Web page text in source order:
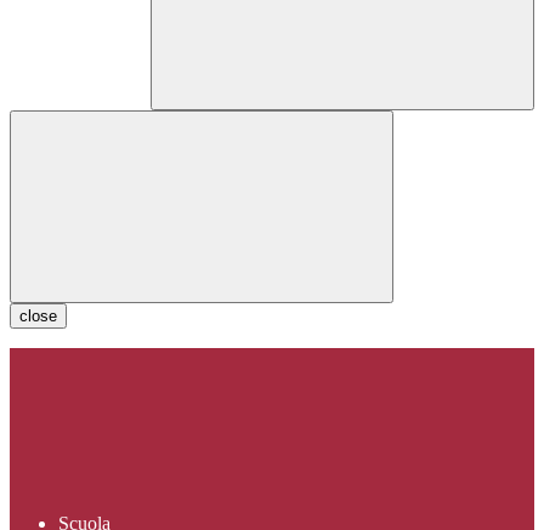
close
Scuola